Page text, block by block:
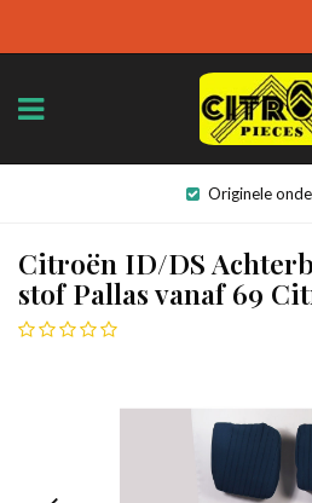
Originele
Citroën ID/DS
stof Pallas vanaf 69